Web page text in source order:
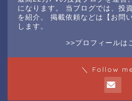
になります。 当ブログでは、投
を紹介。 掲載依頼などは
【お問
します。
>>プロフィールは
＼ Follow